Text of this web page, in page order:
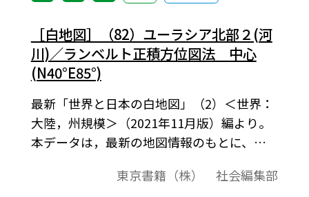
［白地図］（82）ユーラシア北部２(河
川)／ランベルト正積方位図法 中心
(N40°E85°)
最新「世界と日本の白地図」（2）＜世界：
大陸，州規模＞（2021年11月版）編より。
本データは，最新の地図情報のもとに、高
ト作成やワークシート作成などで，自由に
東京書籍（株） 社会編集部